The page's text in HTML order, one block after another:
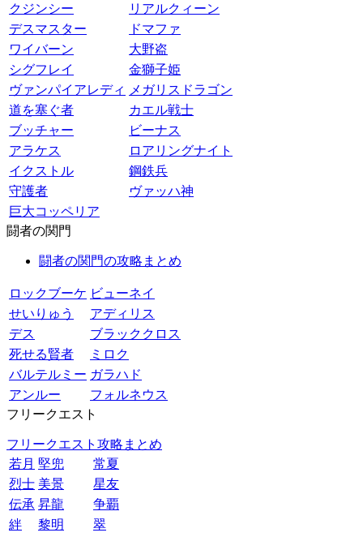
クジンシー
リアルクィーン
デスマスター
ドマファ
ワイバーン
大野盗
シグフレイ
金獅子姫
ヴァンパイアレディ
メガリスドラゴン
道を塞ぐ者
カエル戦士
ブッチャー
ビーナス
アラケス
ロアリングナイト
イクストル
鋼鉄兵
守護者
ヴァッハ神
巨大コッペリア
闘者の関門
闘者の関門の攻略まとめ
ロックブーケ ビューネイ
せいりゅう
アディリス
デス
ブラッククロス
死せる賢者
ミロク
バルテルミー ガラハド
アンルー
フォルネウス
フリークエスト
フリークエスト攻略まとめ
若月 堅兜
常夏
烈士 美景
星友
伝承 昇龍
争覇
絆
黎明
翠